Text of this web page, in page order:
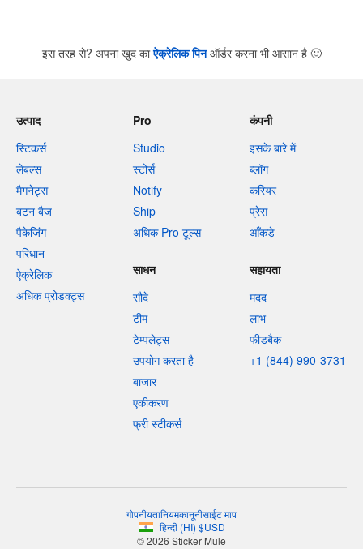
इस तरह से? अपना खुद काऐक्रेलिक पिनऑर्डर करना भी आसान है 🙂
उत्पाद
स्टिकर्स
लेबल्स
मैगनेट्स
बटन बैज
पैकेजिंग
परिधान
ऐक्रेलिक
अधिक प्रोडक्ट्स
Pro
Studio
स्टोर्स
Notify
Ship
अधिक Pro टूल्स
कंपनी
इसके बारे में
ब्लॉग
करियर
प्रेस
आँकड़े
साधन
सौदे
टीम
टेम्पलेट्स
उपयोग करता है
बाजार
एकीकरण
फ्री स्टीकर्स
सहायता
मदद
लाभ
फीडबैक
+1 (844) 990-3731
गोपनीयतानियमकानूनीसाईट माप
हिन्दी(HI) $USD
© 2026 Sticker Mule